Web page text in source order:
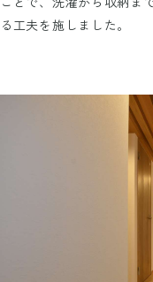
る工夫を施しました。